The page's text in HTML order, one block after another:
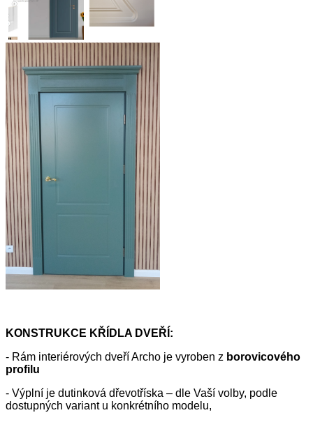
KONSTRUKCE KŘÍDLA DVEŘÍ:
- Rám interiérových dveří Archo je vyroben z borovicového
profilu
- Výplní je dutinková dřevotříska – dle Vaší volby, podle
dostupných variant u konkrétního modelu,